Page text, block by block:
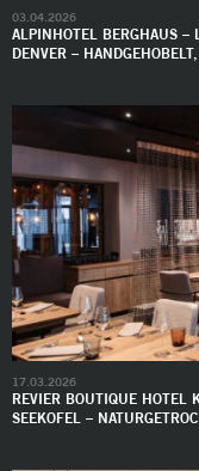
ALPINHOTEL BERGHAUS –
DENVER –
03.04.2026
REVIER BOUTIQUE HOTEL
SEEKOFEL –
17.03.2026